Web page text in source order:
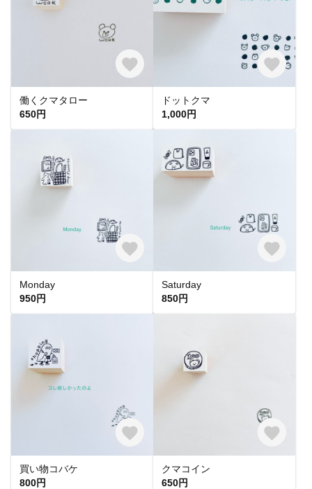
働くクマタロー
650円
ドットクマ
1,000円
Monday
950円
Saturday
850円
買い物コバケ
800円
クマコイン
650円